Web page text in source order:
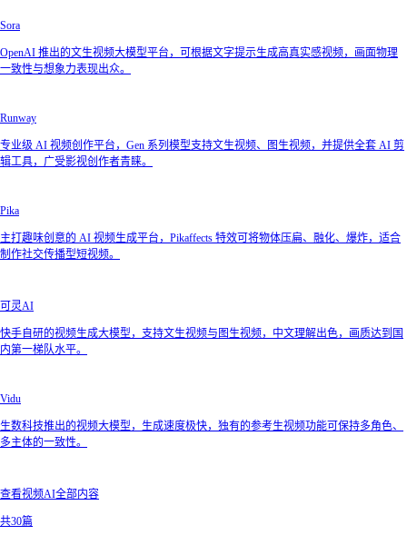
Sora
OpenAI 推出的文生视频大模型平台，可根据文字提示生成高真实感视频，画面物理
一致性与想象力表现出众。
Runway
专业级 AI 视频创作平台，Gen 系列模型支持文生视频、图生视频，并提供全套 AI 剪
辑工具，广受影视创作者青睐。
Pika
主打趣味创意的 AI 视频生成平台，Pikaffects 特效可将物体压扁、融化、爆炸，适合
制作社交传播型短视频。
可灵AI
快手自研的视频生成大模型，支持文生视频与图生视频，中文理解出色，画质达到国
内第一梯队水平。
Vidu
生数科技推出的视频大模型，生成速度极快，独有的参考生视频功能可保持多角色、
多主体的一致性。
查看视频AI全部内容
共30篇